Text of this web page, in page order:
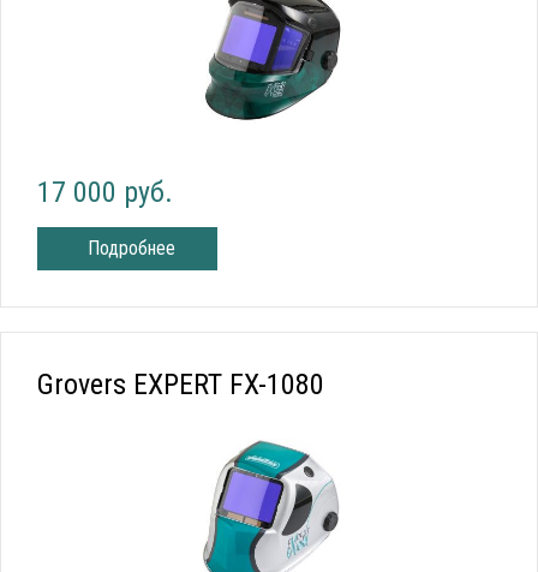
17 000 руб.
Подробнее
Grovers EXPERT FX-1080